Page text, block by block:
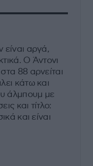
είναι αργά,
Ο Άντονι
88 αρνείται
κάτω και
άλμπουμ με
και τίτλο:
και είναι